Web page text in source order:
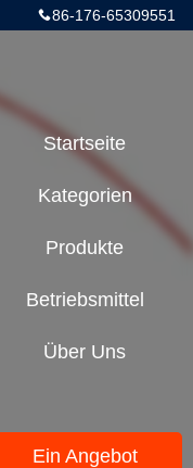
86-176-65309551
Startseite
Kategorien
Produkte
Betriebsmittel
Über Uns
Ein Angebot